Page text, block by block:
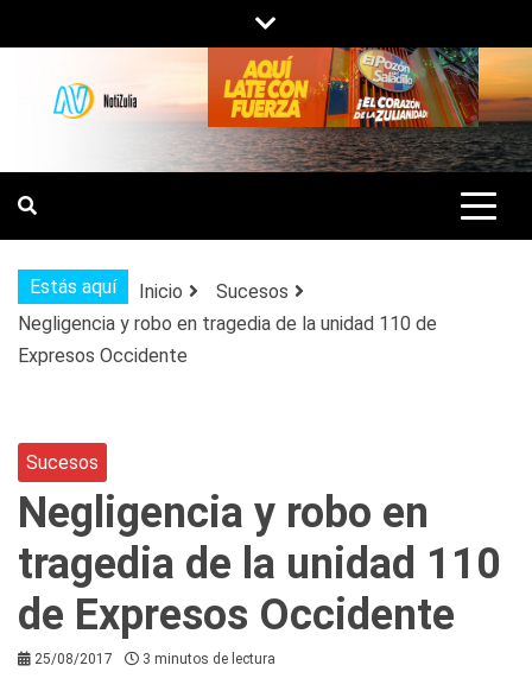
al
contenido
NOTIZULIA
NOTICIAS DEL ZULIA, VENEZUELA Y
DE INTERÉS GENERAL.
Estás aquí Inicio
Sucesos
Negligencia y robo en tragedia de la unidad 110 de
Expresos Occidente
Sucesos
Negligencia y robo en
tragedia de la unidad 110
de Expresos Occidente
25/08/2017 3 minutos de lectura